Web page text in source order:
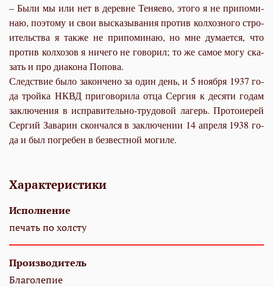
– Бы­ли мы или нет в де­ревне Те­ня­е­во, это­го я не при­по­ми­
наю, по­это­му и свои вы­ска­зы­ва­ния про­тив кол­хоз­но­го стро­
и­тель­ства я так­же не при­по­ми­наю, но мне ду­ма­ет­ся, что
про­тив кол­хо­зов я ни­че­го не го­во­рил; то же са­мое мо­гу ска­
зать и про диа­ко­на По­по­ва.
След­ствие бы­ло за­кон­че­но за один день, и 5 но­яб­ря 1937 го­
да трой­ка НКВД при­го­во­ри­ла от­ца Сер­гия к де­ся­ти го­дам
за­клю­че­ния в ис­пра­ви­тель­но-тру­до­вой ла­герь. Про­то­и­е­рей
Сер­гий За­ва­рин скон­чал­ся в за­клю­че­нии 14 ап­ре­ля 1938 го­
да и был по­гре­бен в без­вест­ной мо­ги­ле.
Характеристики
Исполнение
печать по холсту
Производитель
Благолепие